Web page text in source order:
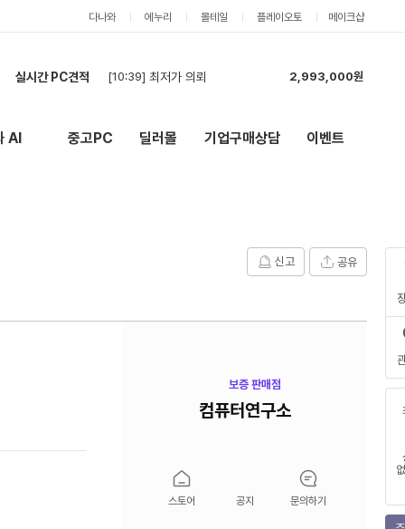
다나와 에누리 몰테일 플레이오토 메이크샵
실시간 PC견적 [10:39] 최저가 의뢰
2,993,000원
[10:07] 견적 다시 문의 (현금)
2,126,000원
빠른 견적 부탁드립니다!!(현금)2,219,000원
AI 중고PC 딜러몰 기업구매상담 이벤트
신고 공유
보증 판매점
컴퓨터연구소
스토어 공지 문의하기